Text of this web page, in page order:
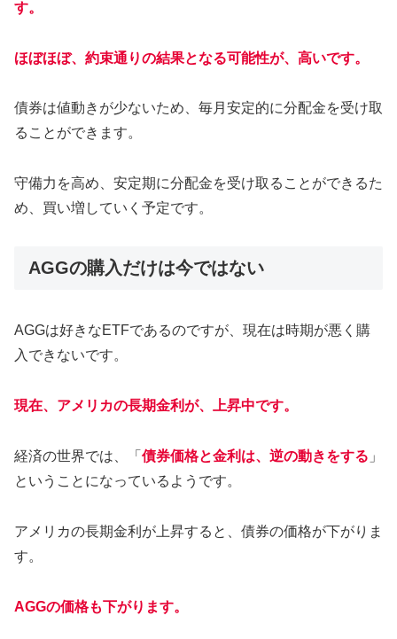
す。
ほぼほぼ、約束通りの結果となる可能性が、高いです。
債券は値動きが少ないため、毎月安定的に分配金を受け取
ることができます。
守備力を高め、安定期に分配金を受け取ることができるた
め、買い増していく予定です。
AGGの購入だけは今ではない
AGGは好きなETFであるのですが、現在は時期が悪く購
入できないです。
現在、アメリカの長期金利が、上昇中です。
経済の世界では、「 債券価格と金利は、逆の動きをする 」
ということになっているようです。
アメリカの長期金利が上昇すると、債券の価格が下がりま
す。
AGGの価格も下がります。